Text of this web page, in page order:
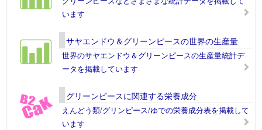
います
サヤエンドウ＆グリーンピースの世界の生産量
世界のサヤエンドウ＆グリーンピースの生産量統計デ
ータを掲載しています
グリーンピースに関連する栄養成分
えんどう類/グリンピース/ゆでの栄養成分表を掲載して
います